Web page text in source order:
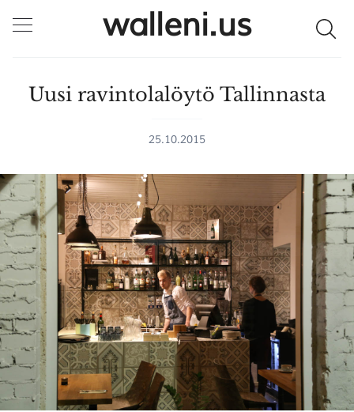
walleni.us
Uusi ravintolalöytö Tallinnasta
25.10.2015